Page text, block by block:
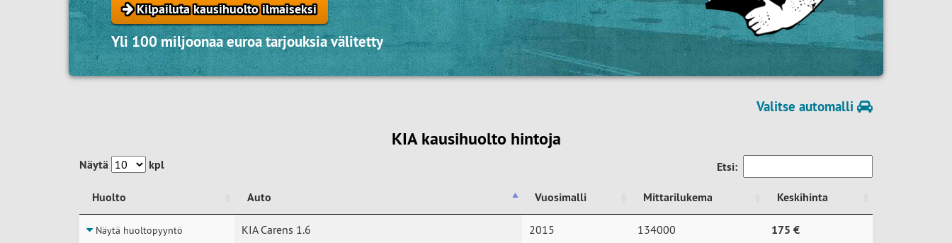
Kilpailuta kausihuolto ilmaiseksi
Yli 100 miljoonaa euroa tarjouksia välitetty
Valitse automalli
KIA kausihuolto hintoja
Näytä kpl Etsi:
Huolto Auto Vuosimalli Mittarilukema
Keskihinta
Huolto
Auto Vuosimalli Mittarilukema Keskihinta
Näytä huoltopyyntö KIA Carens 1.6 2015 134000 175 €